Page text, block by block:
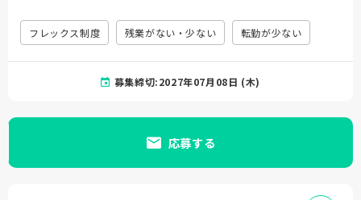
フレックス制度 残業がない・少ない 転勤が少ない
募集締切:2027年07月08日 (木)
応募する